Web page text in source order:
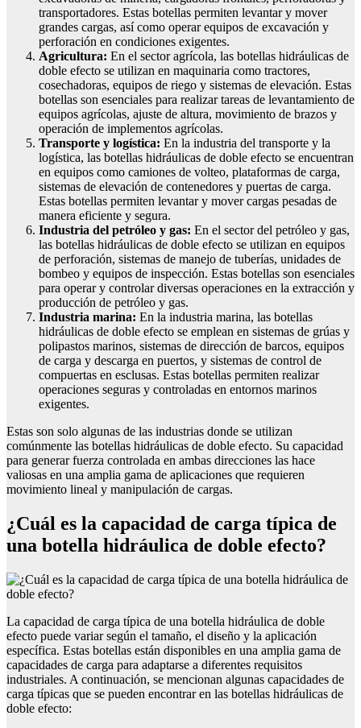
transportadores. Estas botellas permiten levantar y mover
grandes cargas, así como operar equipos de excavación y
perforación en condiciones exigentes.
Agricultura: En el sector agrícola, las botellas hidráulicas de
doble efecto se utilizan en maquinaria como tractores,
cosechadoras, equipos de riego y sistemas de elevación. Estas
botellas son esenciales para realizar tareas de levantamiento de
equipos agrícolas, ajuste de altura, movimiento de brazos y
operación de implementos agrícolas.
Transporte y logística: En la industria del transporte y la
logística, las botellas hidráulicas de doble efecto se encuentran
en equipos como camiones de volteo, plataformas de carga,
sistemas de elevación de contenedores y puertas de carga.
Estas botellas permiten levantar y mover cargas pesadas de
manera eficiente y segura.
Industria del petróleo y gas: En el sector del petróleo y gas,
las botellas hidráulicas de doble efecto se utilizan en equipos
de perforación, sistemas de manejo de tuberías, unidades de
bombeo y equipos de inspección. Estas botellas son esenciales
para operar y controlar diversas operaciones en la extracción y
producción de petróleo y gas.
Industria marina: En la industria marina, las botellas
hidráulicas de doble efecto se emplean en sistemas de grúas y
polipastos marinos, sistemas de dirección de barcos, equipos
de carga y descarga en puertos, y sistemas de control de
compuertas en esclusas. Estas botellas permiten realizar
operaciones seguras y controladas en entornos marinos
exigentes.
Estas son solo algunas de las industrias donde se utilizan
comúnmente las botellas hidráulicas de doble efecto. Su capacidad
para generar fuerza controlada en ambas direcciones las hace
valiosas en una amplia gama de aplicaciones que requieren
movimiento lineal y manipulación de cargas.
¿Cuál es la capacidad de carga típica de
una botella hidráulica de doble efecto?
La capacidad de carga típica de una botella hidráulica de doble
efecto puede variar según el tamaño, el diseño y la aplicación
específica. Estas botellas están disponibles en una amplia gama de
capacidades de carga para adaptarse a diferentes requisitos
industriales. A continuación, se mencionan algunas capacidades de
carga típicas que se pueden encontrar en las botellas hidráulicas de
doble efecto: